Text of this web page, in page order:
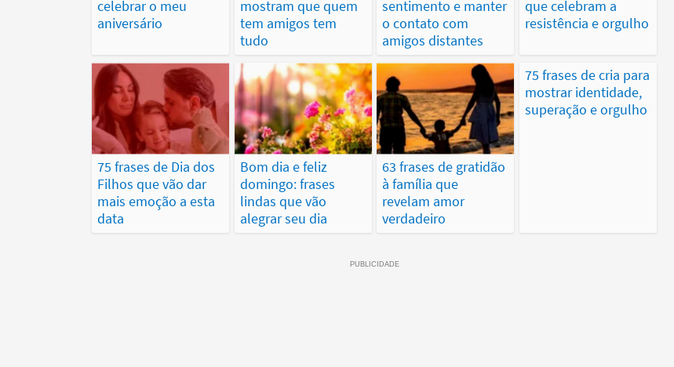
celebrar o meu
aniversário
mostram que quem
tem amigos tem
tudo
sentimento e manter
o contato com
amigos distantes
que celebram a
resistência e orgulho
75 frases de Dia dos
Filhos que vão dar
mais emoção a esta
data
Bom dia e feliz
domingo: frases
lindas que vão
alegrar seu dia
63 frases de gratidão
à família que
revelam amor
verdadeiro
75 frases de cria para
mostrar identidade,
superação e orgulho